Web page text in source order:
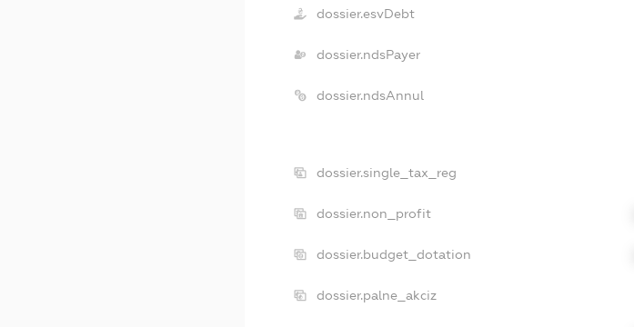
dossier.esvDebt
dossier.ndsPayer
dossier.ndsAnnul
dossier.single_tax_reg
dossier.non_profit
dossier.budget_dotation
dossier.palne_akciz